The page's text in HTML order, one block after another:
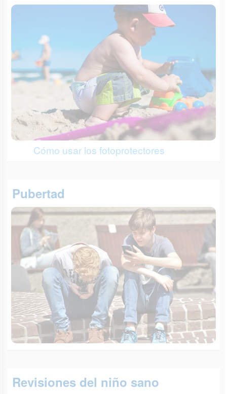
Cómo usar los fotoprotectores
Pubertad
Revisiones del niño sano